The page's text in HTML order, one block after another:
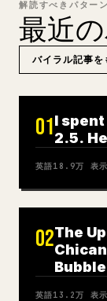
解読すべきパター
最近
バイラル記事を
01I
2.5.
英語18.9万 表示
02The
Bubble
英語13.2万 表示